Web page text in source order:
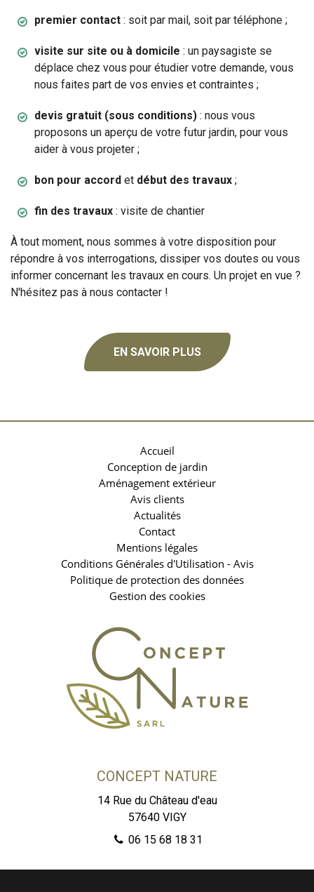
premier contact : soit par mail, soit par téléphone ;
visite sur site ou à domicile : un paysagiste se
déplace chez vous pour étudier votre demande, vous
nous faites part de vos envies et contraintes ;
devis gratuit (sous conditions) : nous vous
proposons un aperçu de votre futur jardin, pour vous
aider à vous projeter ;
bon pour accord et début des travaux ;
fin des travaux : visite de chantier
À tout moment, nous sommes à votre disposition pour
répondre à vos interrogations, dissiper vos doutes ou vous
informer concernant les travaux en cours. Un projet en vue ?
N'hésitez pas à nous contacter !
EN SAVOIR PLUS
Accueil
Conception de jardin
Aménagement extérieur
Avis clients
Actualités
Contact
Mentions légales
Conditions Générales d'Utilisation - Avis
Politique de protection des données
Gestion des cookies
CONCEPT NATURE
14 Rue du Château d'eau
57640 VIGY
06 15 68 18 31